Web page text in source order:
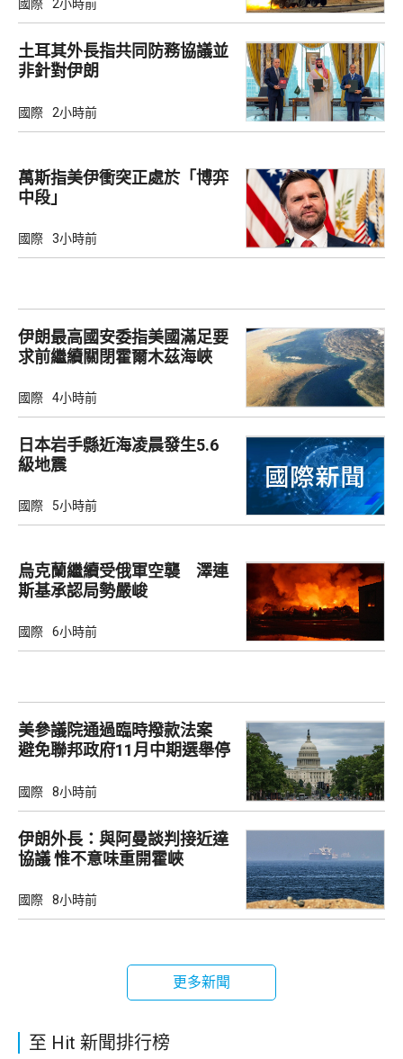
國際 2小時前
土耳其外長指共同防務協議並
非針對伊朗
國際 2小時前
萬斯指美伊衝突正處於「博弈
中段」
國際 3小時前
伊朗最高國安委指美國滿足要
求前繼續關閉霍爾木茲海峽
國際 4小時前
日本岩手縣近海凌晨發生5.6
級地震
國際 5小時前
烏克蘭繼續受俄軍空襲 澤連
斯基承認局勢嚴峻
國際 6小時前
美參議院通過臨時撥款法案
避免聯邦政府11月中期選舉停
國際 8小時前
伊朗外長：與阿曼談判接近達
協議 惟不意味重開霍峽
國際 8小時前
更多新聞
至 Hit 新聞排行榜